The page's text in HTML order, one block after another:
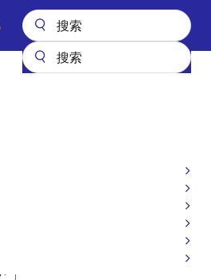
Main
RX 系列 32 位高性能/高效能 MCU